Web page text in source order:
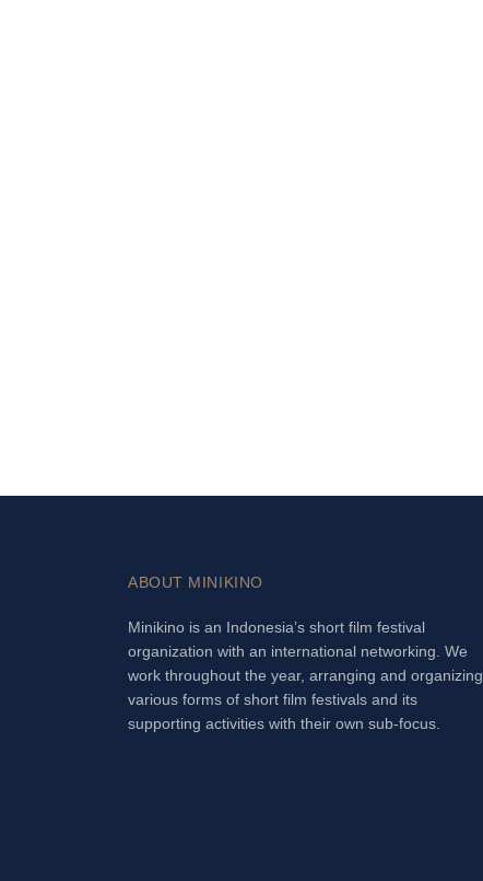
ABOUT MINIKINO
Minikino is an Indonesia’s short film festival
organization with an international networking. We
work throughout the year, arranging and organizing
various forms of short film festivals and its
supporting activities with their own sub-focus.